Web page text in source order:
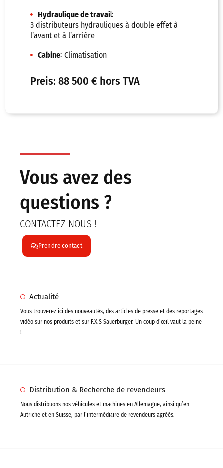
Hydraulique de travail:
3 distributeurs hydrauliques à double effet à
l’avant et à l’arrière
Cabine: Climatisation
Preis: 88 500 € hors TVA
Vous avez des
questions ?
CONTACTEZ-NOUS !
Prendre contact
Actualité
Vous trouverez ici des nouveautés, des articles de presse et des reportages
vidéo sur nos produits et sur F.X.S Sauerburger. Un coup d’œil vaut la peine
!
Distribution & Recherche de revendeurs
Nous distribuons nos véhicules et machines en Allemagne, ainsi qu’en
Autriche et en Suisse, par l’intermédiaire de revendeurs agréés.